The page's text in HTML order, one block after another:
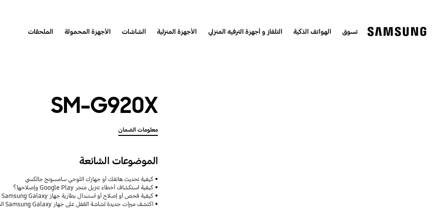
تسوق الهواتف الذكية التلفاز و أجهزة الترفيه المنزلي الأجهزة المنزلية الشاشات الأجهزة المحمولة الملحقات
SM-G920X
معلومات الضمان
الموضوعات الشائعة
كيفية تحديث هاتفك أو جهازك اللوحي سامسونج جالكسي
كيفية استكشاف أخطاء تنزيل متجر Google Play وإصلاحها؟
كيفية فحص أو إصلاح أو استبدال بطارية جهاز Samsung Galaxy
اكتشف ميزات جديدة لشاشة القفل على جهاز Samsung Galaxy الخاص بك